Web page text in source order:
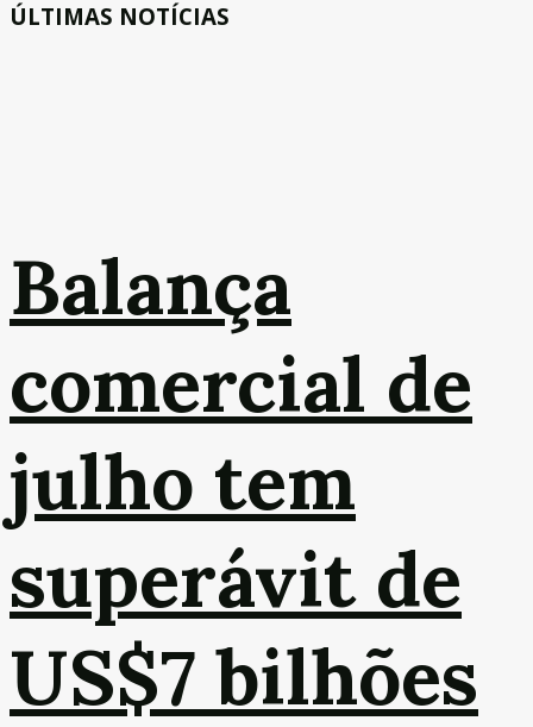
ÚLTIMAS NOTÍCIAS
Balança
comercial de
julho tem
superávit de
US$7 bilhões